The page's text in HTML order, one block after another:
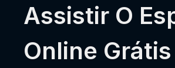
Assistir O
Online Grátis